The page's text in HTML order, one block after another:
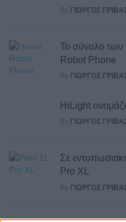
By ΓΙΏΡΓΟΣ
Το σύνολο των
Robot Phone
By ΓΙΏΡΓΟΣ
HiLight
By ΓΙΏΡΓΟΣ
Σε
Pro XL
By ΓΙΏΡΓΟΣ